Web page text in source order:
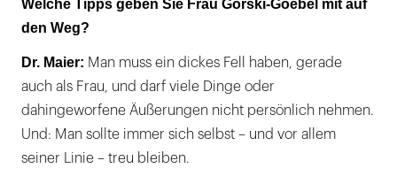
Welche Tipps geben Sie Frau Gorski-Goebel mit auf
den Weg?
Dr. Maier: Man muss ein dickes Fell haben, gerade
auch als Frau, und darf viele Dinge oder
dahingeworfene Äußerungen nicht persönlich nehmen.
Und: Man sollte immer sich selbst – und vor allem
seiner Linie – treu bleiben.